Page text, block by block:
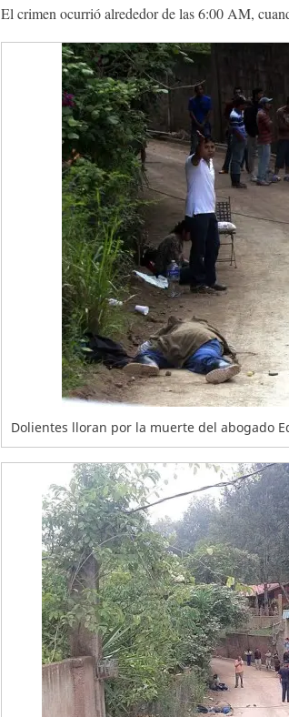
El crimen ocurrió alrededor de las 6:00 AM,
Dolientes lloran por la muerte del abogado